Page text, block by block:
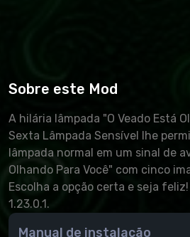
Sobre este Mod
A hilária lâmpada "O Veado Está
Sexta Lâmpada Sensível lhe
lâmpada normal em um sinal de
Olhando Para Você" com cinco
Escolha a opção certa e seja feliz!
1.23.0.1.
Manual de instalação